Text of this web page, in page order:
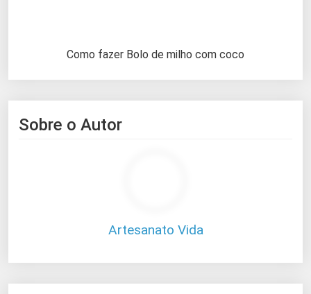
Como fazer Bolo de milho com coco
Sobre o Autor
Artesanato Vida